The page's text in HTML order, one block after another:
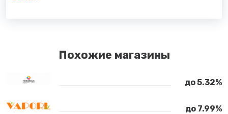
Похожие магазины
до 5.32%
до 7.99%